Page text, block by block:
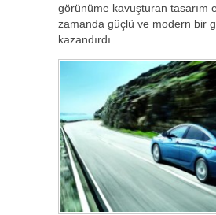
görünüme kavuşturan tasarım
zamanda güçlü ve modern bir
kazandırdı.